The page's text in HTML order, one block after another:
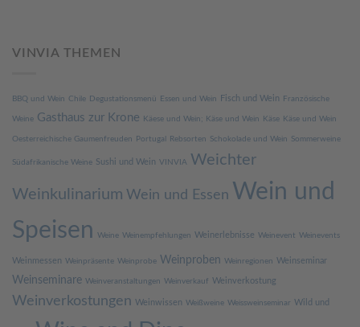
VINVIA THEMEN
BBQ und Wein Chile Degustationsmenü Essen und Wein Fisch und Wein Französische
Weine Gasthaus zur Krone Käese und Wein; Käse und Wein Käse Käse und Wein
Oesterreichische Gaumenfreuden Portugal Rebsorten Schokolade und Wein Sommerweine
Südafrikanische Weine Sushi und Wein VINVIA Weichter
Weinkulinarium Wein und Essen Wein und
Speisen Weine Weinempfehlungen Weinerlebnisse Weinevent Weinevents
Weinmessen Weinpräsente Weinprobe Weinproben Weinregionen Weinseminar
Weinseminare Weinveranstaltungen Weinverkauf Weinverkostung
Weinverkostungen Weinwissen Weißweine Weissweinseminar Wild und